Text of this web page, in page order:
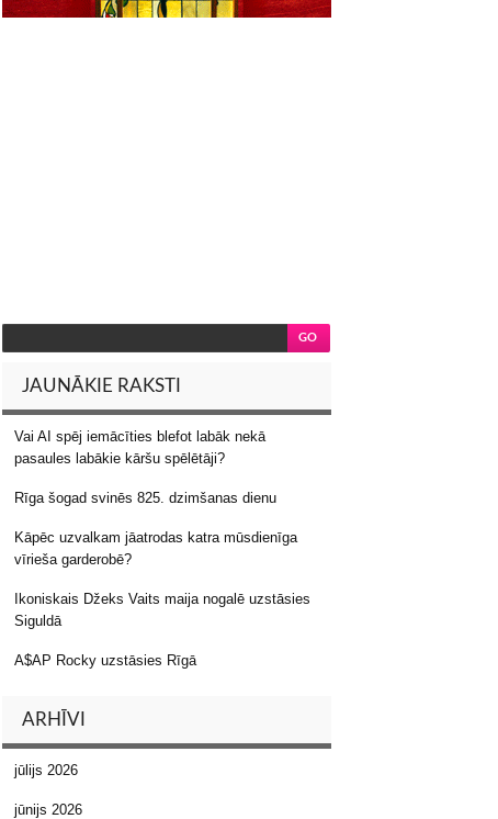
JAUNĀKIE RAKSTI
Vai AI spēj iemācīties blefot labāk nekā
pasaules labākie kāršu spēlētāji?
Rīga šogad svinēs 825. dzimšanas dienu
Kāpēc uzvalkam jāatrodas katra mūsdienīga
vīrieša garderobē?
Ikoniskais Džeks Vaits maija nogalē uzstāsies
Siguldā
A$AP Rocky uzstāsies Rīgā
ARHĪVI
jūlijs 2026
jūnijs 2026